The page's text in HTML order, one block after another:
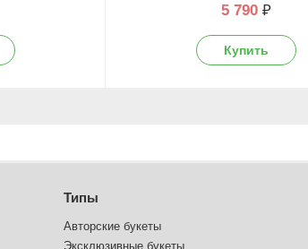
5 790 ₽
Типы
Авторские букеты
Эксклюзивные букеты